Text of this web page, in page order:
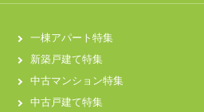
一棟アパート特集
新築戸建て特集
中古マンション特集
中古戸建て特集